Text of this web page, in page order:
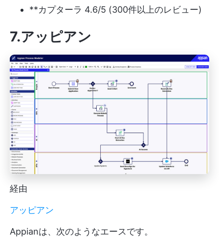
**カプターラ 4.6/5 (300件以上のレビュー)
7.アッピアン
経由
アッピアン
Appianは、次のようなエースです。